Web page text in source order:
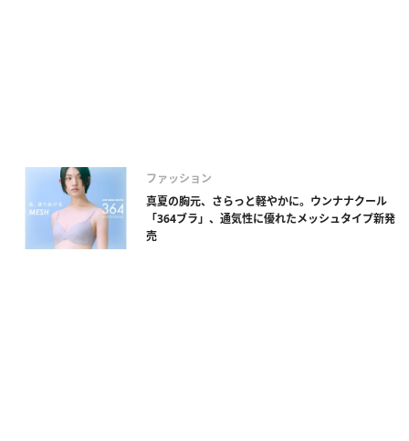
ファッション
真夏の胸元、さらっと軽やかに。ウンナナクール
「364ブラ」、通気性に優れたメッシュタイプ新発
売